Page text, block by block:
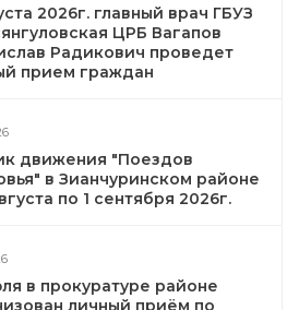
2026г. главный врач ГБУЗ
ЦРБ Вагапов
Радикович проведет
прием граждан
движения "Поездов
в Зианчуринском районе
по 1 сентября 2026г.
в прокуратуре районе